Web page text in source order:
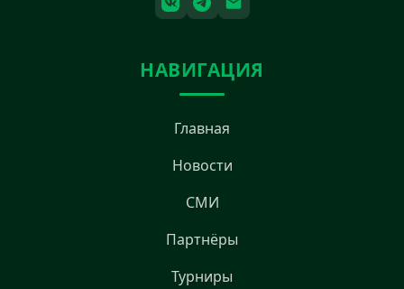
НАВИГАЦИЯ
Главная
Новости
СМИ
Партнёры
Турниры